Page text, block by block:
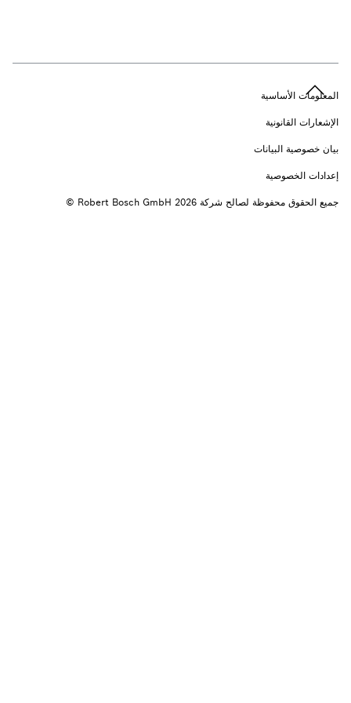
المعلومات الأساسية
الإشعارات القانونية
بيان خصوصية البيانات
إعدادات الخصوصية
جميع الحقوق محفوظة لصالح شركة 2026 ‎© Robert Bosch GmbH